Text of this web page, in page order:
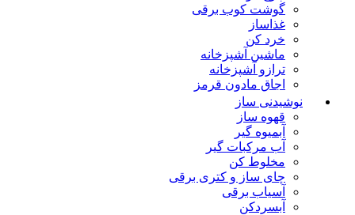
گوشت کوب برقی
غذاساز
خرد کن
ماشین آشپزخانه
ترازو آشپزخانه
اجاق مادون قرمز
نوشیدنی ساز
قهوه ساز
آبمیوه گیر
آب مرکبات گیر
مخلوط کن
چای ساز و کتری برقی
آسیاب برقی
آبسردکن